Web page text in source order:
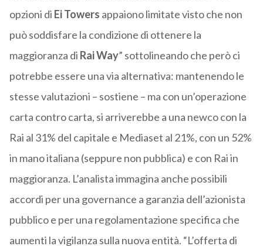
opzioni di Ei Towers appaiono limitate visto che non
può soddisfare la condizione di ottenere la
maggioranza di Rai Way” sottolineando che però ci
potrebbe essere una via alternativa: mantenendo le
stesse valutazioni – sostiene – ma con un’operazione
carta contro carta, si arriverebbe a una newco con la
Rai al 31% del capitale e Mediaset al 21%, con un 52%
in mano italiana (seppure non pubblica) e con Rai in
maggioranza. L’analista immagina anche possibili
accordi per una governance a garanzia dell’azionista
pubblico e per una regolamentazione specifica che
aumenti la vigilanza sulla nuova entità. “L’offerta di